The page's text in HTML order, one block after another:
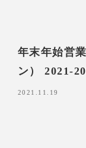
年末年始営
ン） 2021-
2021.11.19